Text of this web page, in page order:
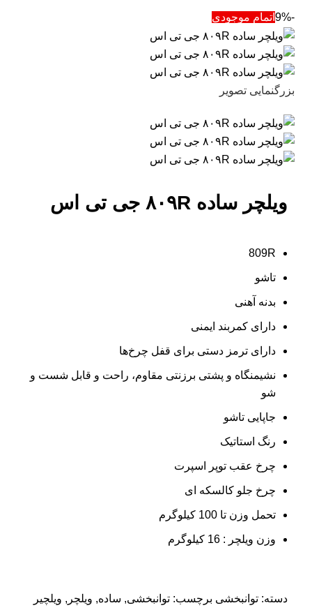
-9% اتمام موجودی
بزرگنمایی تصویر
ویلچر ساده ۸۰۹R جی تی اس
809R
تاشو
بدنه آهنی
دارای کمربند ایمنی
دارای ترمز دستی برای قفل چرخ‌ها
نشیمنگاه و پشتی برزنتی مقاوم، راحت و قابل شست‌ و
شو
جاپایی تاشو
رنگ استاتیک
چرخ عقب توپر اسپرت
چرخ جلو کالسکه ای
تحمل وزن تا 100 کیلوگرم
وزن ویلچر : 16 کیلوگرم
دسته: توانبخشی برچسب: توانبخشی, ساده, ویلچر , ویلچیر